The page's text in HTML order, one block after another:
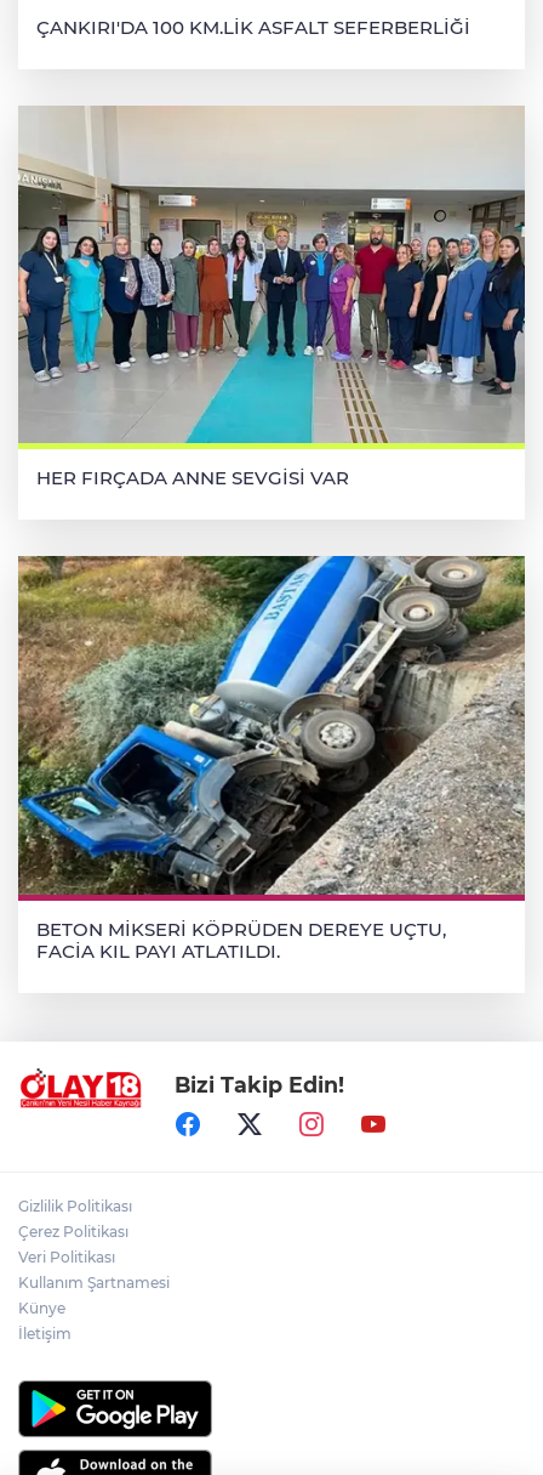
ÇANKIRI'DA 100 KM.LİK ASFALT SEFERBERLİĞİ
HER FIRÇADA ANNE SEVGİSİ VAR
BETON MİKSERİ KÖPRÜDEN DEREYE UÇTU,
FACİA KIL PAYI ATLATILDI.
Bizi Takip Edin!
Gizlilik Politikası
Çerez Politikası
Veri Politikası
Kullanım Şartnamesi
Künye
İletişim